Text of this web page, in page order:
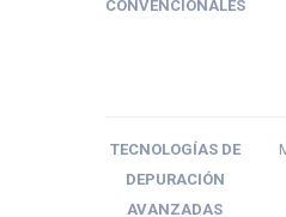
CONVENCIONALES
TECNOLOGÍAS DE
DEPURACIÓN
AVANZADAS